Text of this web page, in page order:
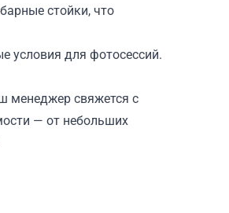
стойки, что
условия для фотосессий.
менеджер свяжется с
— от небольших